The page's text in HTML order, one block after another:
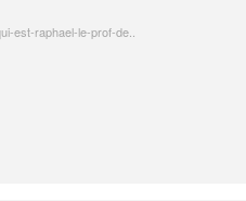
est-raphael-le-prof-de..